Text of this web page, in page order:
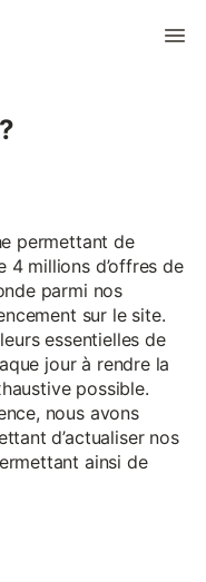
permettant de
4 millions d’offres de
parmi nos
sur le site.
essentielles de
jour à rendre la
possible.
nous avons
d’actualiser nos
ainsi de